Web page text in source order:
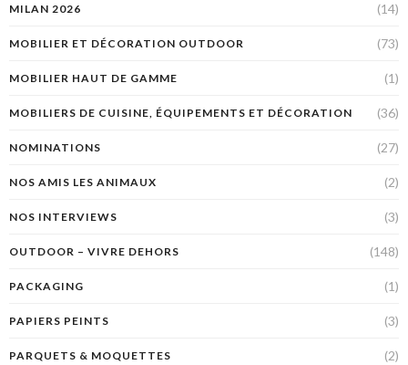
MILAN 2026 (14)
MOBILIER ET DÉCORATION OUTDOOR (73)
MOBILIER HAUT DE GAMME (1)
MOBILIERS DE CUISINE, ÉQUIPEMENTS ET DÉCORATION (36)
NOMINATIONS (27)
NOS AMIS LES ANIMAUX (2)
NOS INTERVIEWS (3)
OUTDOOR – VIVRE DEHORS (148)
PACKAGING (1)
PAPIERS PEINTS (3)
PARQUETS & MOQUETTES (2)